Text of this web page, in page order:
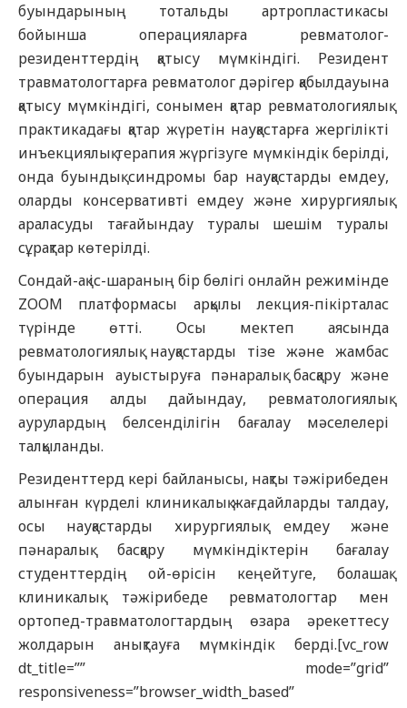
буындарының тотальды артропластикасы
бойынша операцияларға ревматолог-
резиденттердің қатысу мүмкіндігі. Резидент
травматологтарға ревматолог дәрігер қабылдауына
қатысу мүмкіндігі, сонымен қатар ревматологиялық
практикадағы қатар жүретін науқастарға жергілікті
инъекциялық терапия жүргізуге мүмкіндік берілді,
онда буындық синдромы бар науқастарды емдеу,
оларды консервативті емдеу және хирургиялық
араласуды тағайындау туралы шешім туралы
сұрақтар көтерілді.
Сондай-ақ іс-шараның бір бөлігі онлайн режимінде
ZOOM платформасы арқылы лекция-пікірталас
түрінде өтті. Осы мектеп аясында
ревматологиялық науқастарды тізе және жамбас
буындарын ауыстыруға пәнаралық басқару және
операция алды дайындау, ревматологиялық
аурулардың белсенділігін бағалау мәселелері
талқыланды.
Резиденттерд кері байланысы, нақты тәжірибеден
алынған күрделі клиникалық жағдайларды талдау,
осы науқастарды хирургиялық емдеу және
пәнаралық басқару мүмкіндіктерін бағалау
студенттердің ой-өрісін кеңейтуге, болашақ
клиникалық тәжірибеде ревматологтар мен
ортопед-травматологтардың өзара әрекеттесу
жолдарын анықтауға мүмкіндік берді.[vc_row
dt_title=”” mode=”grid”
responsiveness=”browser_width_based”